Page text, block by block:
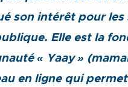
son intérêt pour les
Elle est la
« Yaay »
en ligne qui